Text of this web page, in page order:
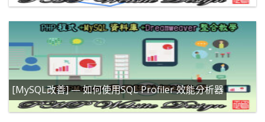
[MySQL改善] — 如何使用SQL Profiler 效能分析器